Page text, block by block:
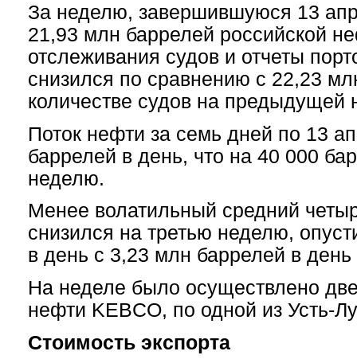
За неделю, завершившуюся 13
21,93 млн баррелей российской
отслеживания судов и отчеты
снизился по сравнению с 22,23
количестве судов на предыдущей
Поток нефти за семь дней по 13
баррелей в день, что на 40 000
неделю.
Менее волатильный средний
снизился на третью неделю,
в день с 3,23 млн баррелей в
На неделе было осуществлено две
нефти KEBCO, по одной из Усть-
Стоимость экспорта